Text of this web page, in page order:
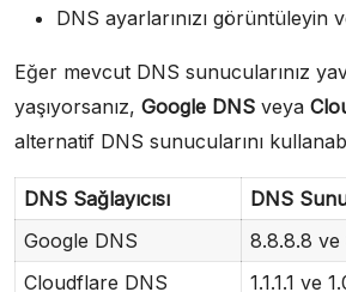
DNS ayarlarınızı görüntüleyin
Eğer mevcut DNS sunucularınız
yaşıyorsanız, Google DNS veya
alternatif DNS sunucularını
DNS Sağlayıcısı
DNS
Google DNS
8.8.8.8 ve
Cloudflare DNS
1.1.1.1 ve